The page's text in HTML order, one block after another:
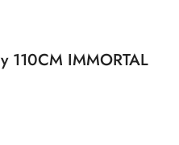
110CM IMMORTAL